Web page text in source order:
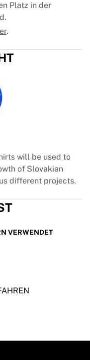
Platz in der
.
will be used to
of Slovakian
different projects.
VERWENDET